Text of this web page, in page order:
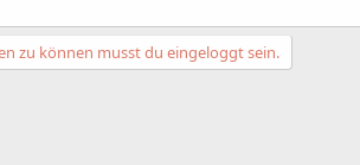
zu können musst du eingeloggt sein.